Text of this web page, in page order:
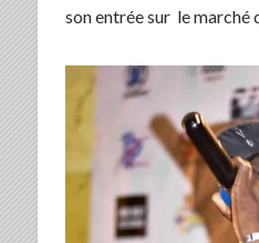
son entrée sur le marché